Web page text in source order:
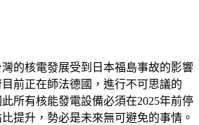
的核電發展受到日本福島事故的影響
前正在師法德國，進行不可思議的
此所有核能發電設備必須在2025年前停
提升，勢必是未來無可避免的事情。